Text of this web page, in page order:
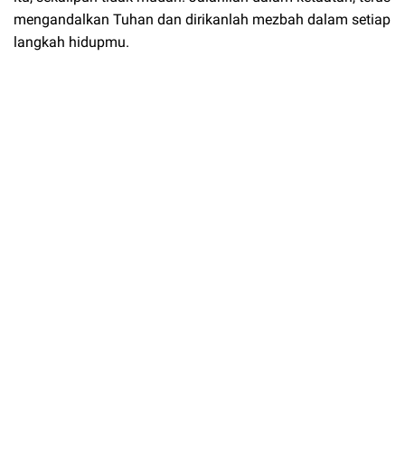
mengandalkan Tuhan dan dirikanlah mezbah dalam setiap
langkah hidupmu.